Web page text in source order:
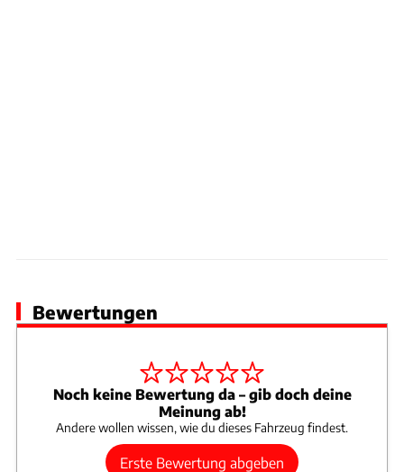
Bewertungen
Noch keine Bewertung da – gib doch deine
Meinung ab!
Andere wollen wissen, wie du dieses Fahrzeug findest.
Erste Bewertung abgeben